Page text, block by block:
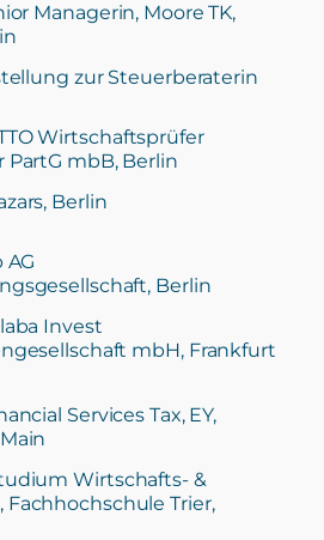
Managerin, Moore TK,
zur Steuerberaterin
Wirtschaftsprüfer
PartG mbB, Berlin
Berlin
Berlin
Invest
mbH, Frankfurt
Services Tax, EY,
Wirtschafts- &
Trier,